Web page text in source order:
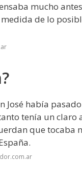
mucho
de lo
José había
tenía un claro
que tocaba